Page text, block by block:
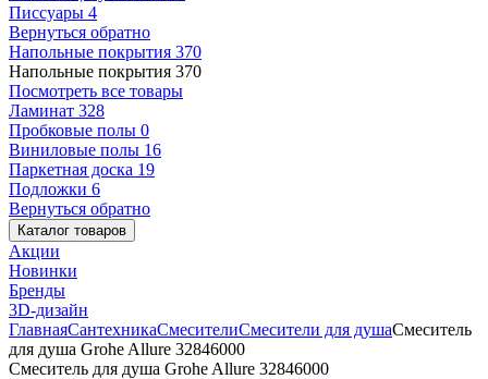
Писсуары 4
Вернуться обратно
Напольные покрытия 370
Напольные покрытия 370
Посмотреть все товары
Ламинат 328
Пробковые полы 0
Виниловые полы 16
Паркетная доска 19
Подложки 6
Вернуться обратно
Каталог товаров
Акции
Новинки
Бренды
3D-дизайн
ГлавнаяСантехникаСмесителиСмесители для душаСмеситель
для душа Grohe Allure 32846000
Смеситель для душа Grohe Allure 32846000